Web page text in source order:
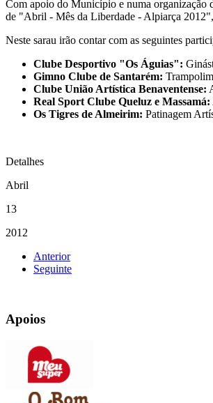
Com apoio do Município e numa organização
de "Abril - Mês da Liberdade - Alpiarça
Neste sarau irão contar com as seguintes
Clube Desportivo "Os Águias":
Gimno Clube de Santarém:
Clube União Artística Benaventense:
Real Sport Clube Queluz e Massamá:
Os Tigres de Almeirim: Patinagem
Detalhes
Abril
13
2012
Anterior
Seguinte
Apoios